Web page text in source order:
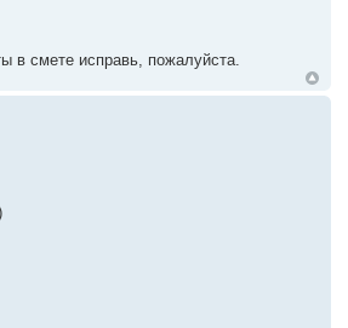
в смете исправь, пожалуйста.